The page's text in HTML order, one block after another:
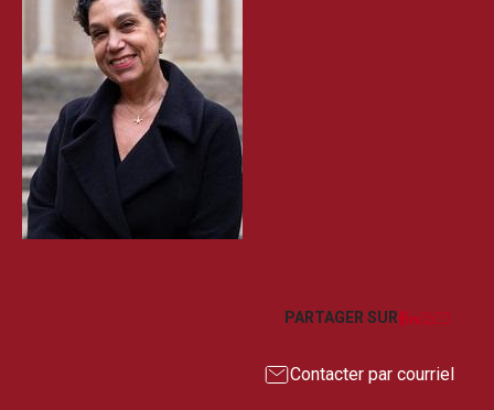
PARTAGER SUR Facebook
LinkedIn
Contacter par courriel